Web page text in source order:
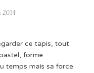
2014
ce tapis, tout
forme
temps mais sa force